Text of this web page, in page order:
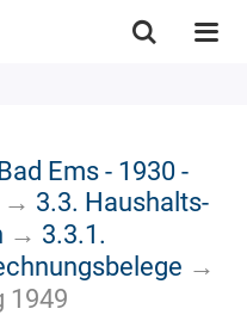
Ems - 1930 -
→ 3.3. Haushalts-
→ 3.3.1.
→
1949